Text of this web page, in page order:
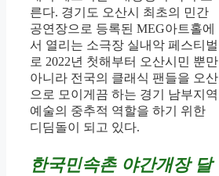
른다. 경기도 오산시 최초의 민간
공연장으로 등록된 MEG아트홀에
서 열리는 소극장 실내악 페스티벌
로 2022년 첫해부터 오산시민 뿐만
아니라 전국의 클래식 팬들을 오산
으로 모이게끔 하는 경기 남부지역
예술의 중추적 역할을 하기 위한
디딤돌이 되고 있다.
한국민속촌 야간개장 달